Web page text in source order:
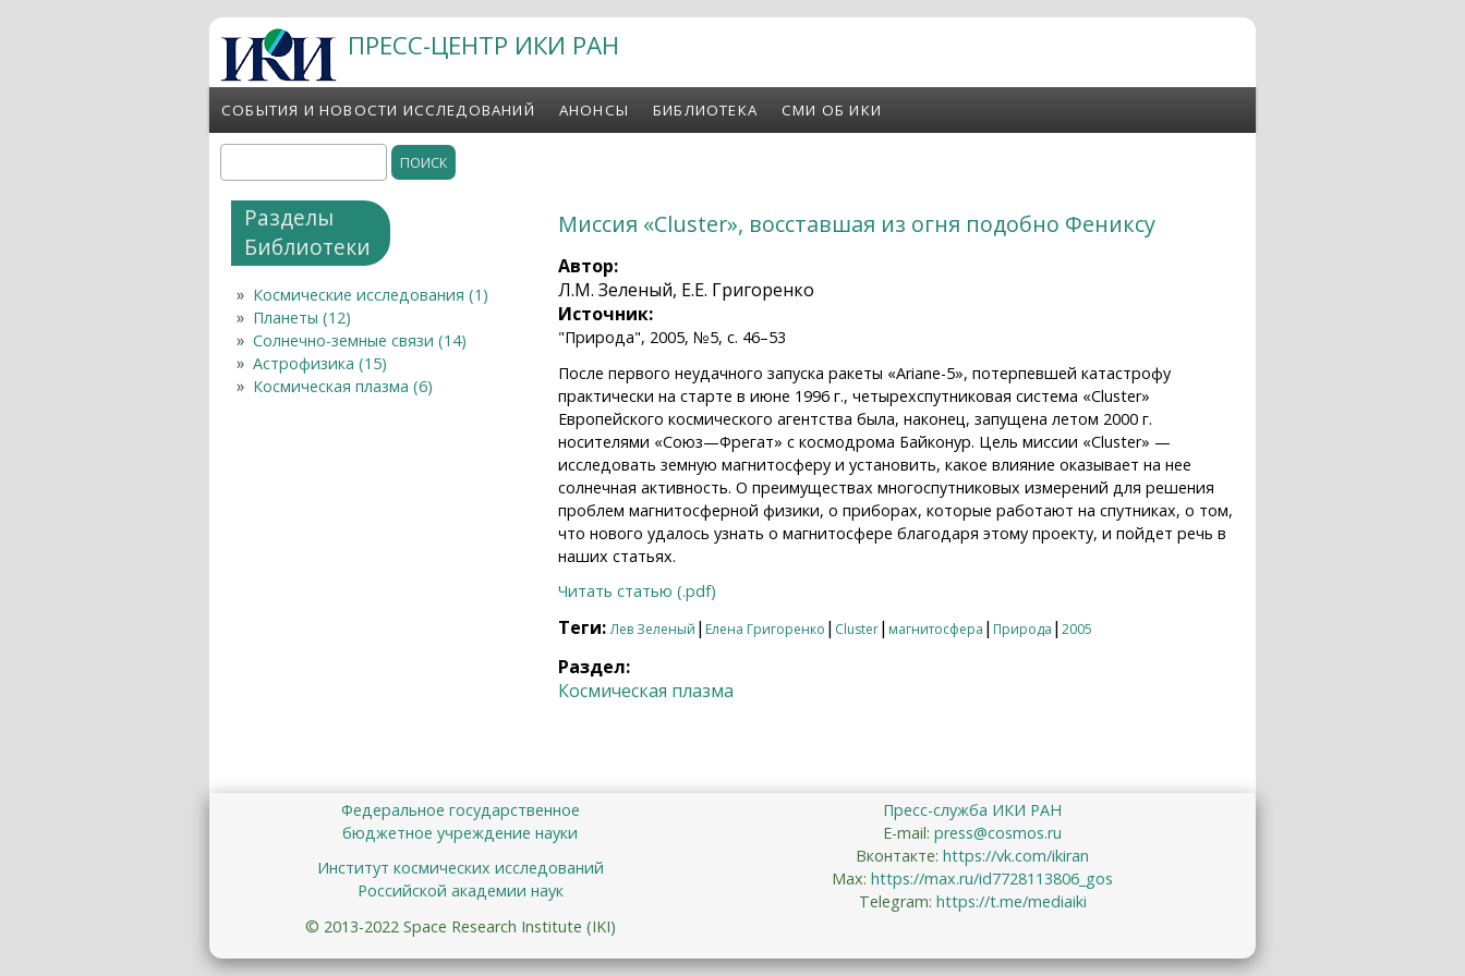
Перейти к основному содержанию ПРЕСС-ЦЕНТР ИКИ РАН
СОБЫТИЯ И НОВОСТИ ИССЛЕДОВАНИЙ АНОНСЫ БИБЛИОТЕКА СМИ ОБ ИКИ
Форма поиска
Миссия «Cluster», восставшая из огня подобно Фениксу
Автор:
Л.М. Зеленый, Е.Е. Григоренко
Источник:
"Природа", 2005, №5, с. 46–53
После первого неудачного запуска ракеты «Ariane-5», потерпевшей катастрофу
практически на старте в июне 1996 г., четырехспутниковая система «Cluster»
Европейского космического агентства была, наконец, запущена летом 2000 г.
носителями «Союз—Фрегат» с космодрома Байконур. Цель миссии «Cluster» —
исследовать земную магнитосферу и установить, какое влияние оказывает на нее
солнечная активность. О преимуществах многоспутниковых измерений для решения
проблем магнитосферной физики, о приборах, которые работают на спутниках, о том,
что нового удалось узнать о магнитосфере благодаря этому проекту, и пойдет речь в
наших статьях.
Читать статью (.pdf)
Теги:Лев Зеленый | Елена Григоренко | Cluster| магнитосфера | Природа | 2005
Раздел:
Космическая плазма
Разделы
Библиотеки
Космические исследования (1)
Планеты (12)
Солнечно-земные связи (14)
Астрофизика (15)
Космическая плазма (6)
Федеральное государственное
бюджетное учреждение науки
Институт космических исследований
Российской академии наук
© 2013-2022 Space Research Institute (IKI)
Пресс-служба ИКИ РАН
E-mail: press@cosmos.ru
Вконтакте: https://vk.com/ikiran
Max: https://max.ru/id7728113806_gos
Telegram: https://t.me/mediaiki